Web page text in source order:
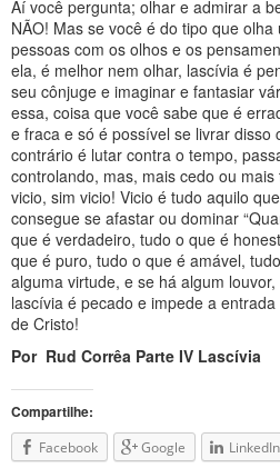
Aí você pergunta; olhar e admirar a
NÃO! Mas se você é do tipo que olha
pessoas com os olhos e os
ela, é melhor nem olhar, lascívia é
seu cônjuge e imaginar e fantasiar
essa, coisa que você sabe que é
e fraca e só é possível se livrar disso
contrário é lutar contra o tempo,
controlando, mas, mais cedo ou
vicio, sim vicio! Vicio é tudo aquilo
consegue se afastar ou dominar
que é verdadeiro, tudo o que é
que é puro, tudo o que é amável,
alguma virtude, e se há algum
lascívia é pecado e impede a
de Cristo!
Por Rud Corrêa Parte IV Lascívia
Compartilhe:
Facebook Google LinkedIn